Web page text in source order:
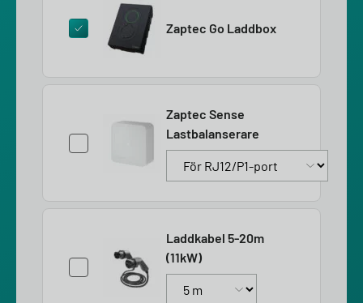
Zaptec Go Laddbox
Zaptec Sense
Lastbalanserare
Laddkabel 5-20m
(11kW)